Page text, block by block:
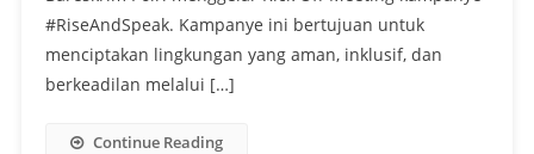
#RiseAndSpeak. Kampanye ini bertujuan untuk
menciptakan lingkungan yang aman, inklusif, dan
berkeadilan melalui […]
Continue Reading